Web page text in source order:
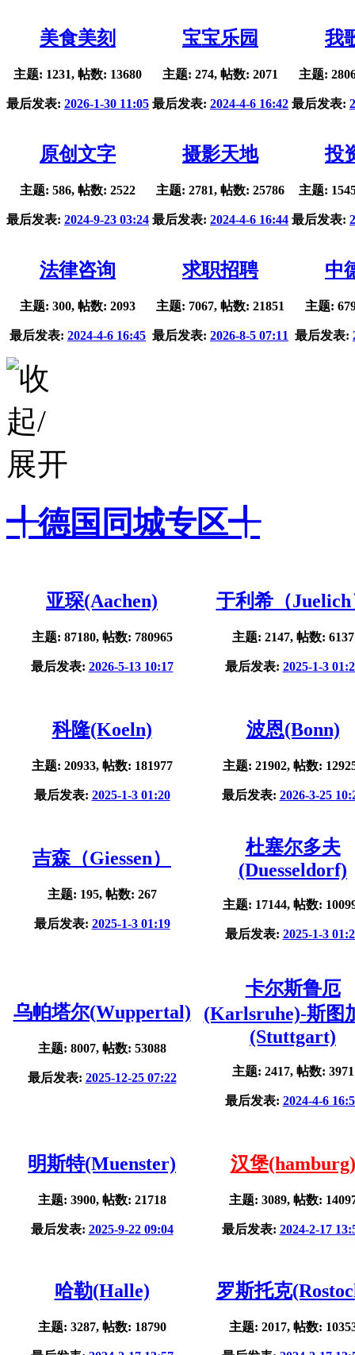
美食美刻
主题: 1231, 帖数: 13680
最后发表: 2026-1-30 11:05
宝宝乐园
主题: 274, 帖数: 2071
最后发表: 2024-4-6 16:42
我
主题:
最后发表:
原创文字
主题: 586, 帖数: 2522
最后发表: 2024-9-23 03:24
摄影天地
主题: 2781, 帖数: 25786
最后发表: 2024-4-6 16:44
投
主题:
最后发表:
法律咨询
主题: 300, 帖数: 2093
最后发表: 2024-4-6 16:45
求职招聘
主题: 7067, 帖数: 21851
最后发表: 2026-8-5 07:11
中
主题:
最后发表:
╃德国同城专区╃
亚琛(Aachen)
主题: 87180, 帖数: 780965
最后发表: 2026-5-13 10:17
于利希（Juelich
主题: 2147, 帖数: 6137
最后发表: 2025-1-3
科隆(Koeln)
主题: 20933, 帖数: 181977
最后发表: 2025-1-3 01:20
波恩(Bonn)
主题: 21902, 帖数:
最后发表: 2026-3-25
吉森（Giessen）
主题: 195, 帖数: 267
最后发表: 2025-1-3 01:19
杜塞尔多夫
(Duesseldorf)
主题: 17144, 帖数:
最后发表: 2025-1-3
乌帕塔尔(Wuppertal)
主题: 8007, 帖数: 53088
最后发表: 2025-12-25 07:22
卡尔斯鲁厄
(Karlsruhe)-斯图
(Stuttgart)
主题: 2417, 帖数: 3971
最后发表: 2024-4-6
明斯特(Muenster)
主题: 3900, 帖数: 21718
最后发表: 2025-9-22 09:04
汉堡(hamburg)
主题: 3089, 帖数:
最后发表: 2024-2-17
哈勒(Halle)
主题: 3287, 帖数: 18790
罗斯托克
主题: 2017, 帖数: